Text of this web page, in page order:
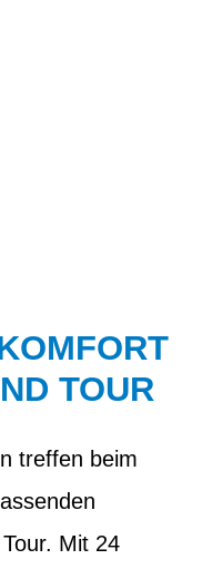
TOUR
treffen beim
Mit 24